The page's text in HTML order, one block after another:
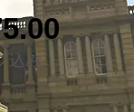
込み